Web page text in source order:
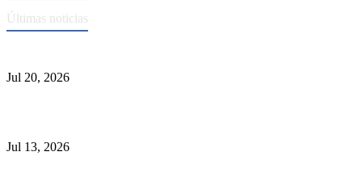
Últimas noticias
Jul 20, 2026
Jul 13, 2026